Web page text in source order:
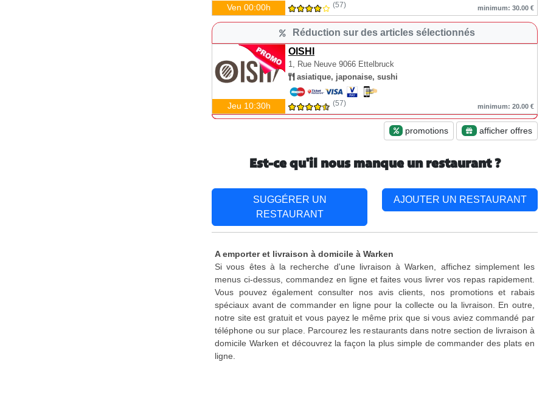
Ven 00:00h (57) minimum: 30.00 €
Réduction sur des articles sélectionnés
OISHI
1, Rue Neuve 9066 Ettelbruck
asiatique, japonaise, sushi
Jeu 10:30h (57) minimum: 20.00 €
promotions afficher offres
Est-ce qu'il nous manque un restaurant ?
SUGGÉRER UN
RESTAURANT
AJOUTER UN RESTAURANT
A emporter et livraison à domicile à Warken
Si vous êtes à la recherche d'une livraison à Warken, affichez simplement les
menus ci-dessus, commandez en ligne et faites vous livrer vos repas rapidement.
Vous pouvez également consulter nos avis clients, nos promotions et rabais
spéciaux avant de commander en ligne pour la collecte ou la livraison. En outre,
notre site est gratuit et vous payez le même prix que si vous aviez commandé par
téléphone ou sur place. Parcourez les restaurants dans notre section de livraison à
domicile Warken et découvrez la façon la plus simple de commander des plats en
ligne.